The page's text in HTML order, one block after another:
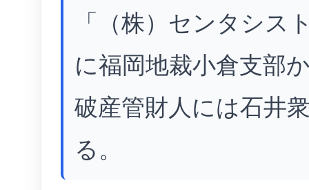
「（株）センタシス
に福岡地裁小倉支部
破産管財人には石井
る。